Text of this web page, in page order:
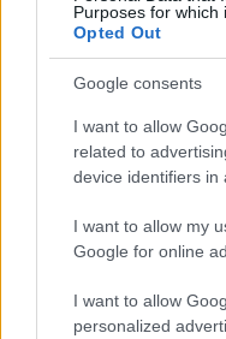
Purposes for which
Opted Out
Google consents
I want to allow
related to
device identifiers in
I want to allow my
Google for online
I want to allow
personalized
tetőcserép
Tetőépítés -és
költségtervezésben!